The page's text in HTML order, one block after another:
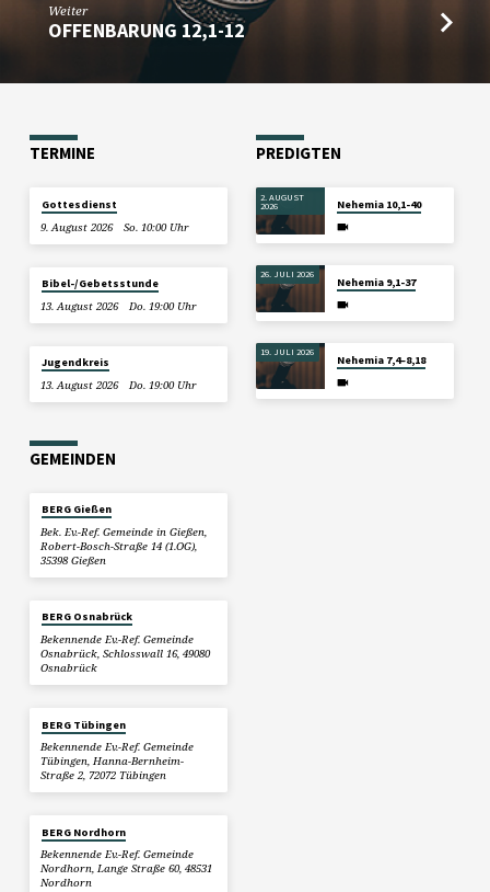
Weiter
OFFENBARUNG 12,1-12
TERMINE
Gottesdienst
9. August 2026
So. 10:00 Uhr
Bibel-/Gebetsstunde
13. August 2026
Do. 19:00 Uhr
Jugendkreis
13. August 2026
Do. 19:00 Uhr
PREDIGTEN
2. AUGUST
2026 Nehemia 10,1-40
26. JULI 2026
Nehemia 9,1-37
19. JULI 2026
Nehemia 7,4–8,18
GEMEINDEN
BERG Gießen
Bek. Ev.-Ref. Gemeinde in Gießen,
Robert-Bosch-Straße 14 (1.OG),
35398 Gießen
BERG Osnabrück
Bekennende Ev.-Ref. Gemeinde
Osnabrück, Schlosswall 16, 49080
Osnabrück
BERG Tübingen
Bekennende Ev.-Ref. Gemeinde
Tübingen, Hanna-Bernheim-
Straße 2, 72072 Tübingen
BERG Nordhorn
Bekennende Ev.-Ref. Gemeinde
Nordhorn, Lange Straße 60, 48531
Nordhorn